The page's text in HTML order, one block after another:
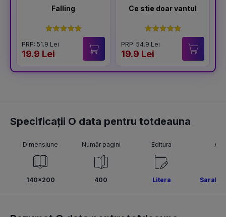
Falling
PRP: 51.9 Lei
19.9 Lei
Ce stie doar vantul
PRP: 54.9 Lei
19.9 Lei
Specificații O data pentru totdeauna
Dimensiune
140x200
Număr pagini
400
Editura
Litera Sarah